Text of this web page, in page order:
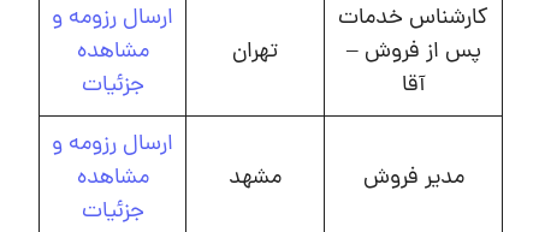
کارشناس خدمات
پس از فروش –
آقا
تهران
ارسال رزومه و
مشاهده
جزئیات
مدیر فروش مشهد
ارسال رزومه و
مشاهده
جزئیات